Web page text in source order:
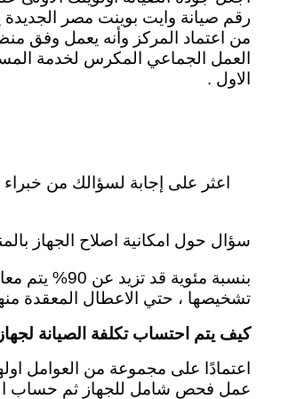
رقم صيانة وايت بوينت مصر الجديدة
من اعتماد المركز وأنه يعمل وفق
العمل الجماعي المكرس لخدمة
الاول .
اعثر على إجابة لسؤالك من
سؤال حول امكانية اصلاح الجهاز
بنسبة مئوية قد تزيد عن 90% يتم معالجة الاعطال بالمنزل لتوفير مركز وايت بوينت قطع الغيار والعُدَد والتّجهيزات المطلوبة لتنفيذ أعمال الصيانة بالجهاز
تشخيصها ، حتي الاعطال المعقدة
كيف يتم احتساب تكلفة الصيانة
اعتمادًا على مجموعة من العوامل
عمل فحص شامل للجهاز ثم حساب